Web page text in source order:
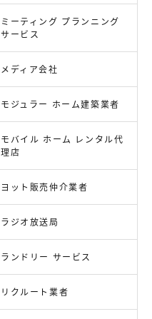
ミーティング プランニング
サービス
メディア会社
モジュラー ホーム建築業者
モバイル ホーム レンタル代
理店
ヨット販売仲介業者
ラジオ放送局
ランドリー サービス
リクルート業者